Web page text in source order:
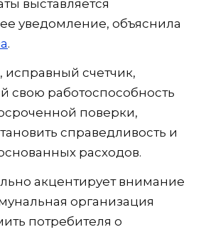
выставляется
уведомление, объяснила
.
исправный счетчик,
свою работоспособность
поверки,
справедливость и
расходов.
акцентирует внимание
организация
потребителя о